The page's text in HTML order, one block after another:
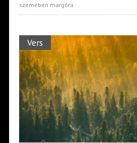
szemében margóra
Vers